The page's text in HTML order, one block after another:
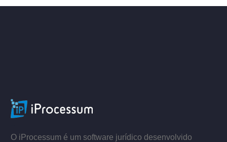
ACESSE
O iProcessum é um software jurídico desenvolvido